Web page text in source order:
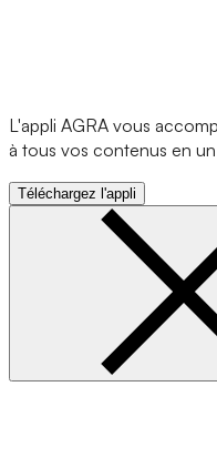
L'appli AGRA vous
à tous vos contenus en
Téléchargez l'appli